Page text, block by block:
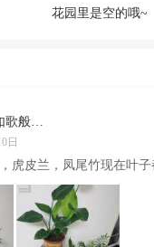
花园里是空的哦~
如果岁月如歌般美好
日
虎皮兰，凤尾竹现在叶子